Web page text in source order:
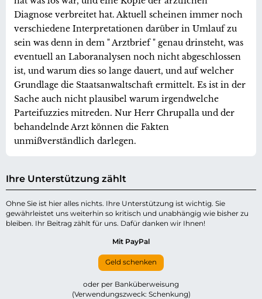
Diagnose verbreitet hat. Aktuell scheinen immer noch
verschiedene Interpretationen darüber in Umlauf zu
sein was denn in dem " Arztbrief " genau drinsteht, was
eventuell an Laboranalysen noch nicht abgeschlossen
ist, und warum dies so lange dauert, und auf welcher
Grundlage die Staatsanwaltschaft ermittelt. Es ist in der
Sache auch nicht plausibel warum irgendwelche
Parteifuzzies mitreden. Nur Herr Chrupalla und der
behandelnde Arzt können die Fakten
unmißverständlich darlegen.
Ihre Unterstützung zählt
Ohne Sie ist hier alles nichts. Ihre Unterstützung ist wichtig. Sie
gewährleistet uns weiterhin so kritisch und unabhängig wie bisher zu
bleiben. Ihr Beitrag zählt für uns. Dafür danken wir Ihnen!
Mit PayPal
Geld schenken
oder per Banküberweisung
(Verwendungszweck: Schenkung)